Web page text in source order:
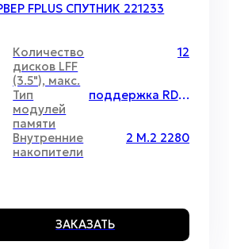
FPLUS СПУТНИК 221233
Количество
дисков LFF
(3.5"), макс.
12
Тип
модулей
памяти
поддержка RDIMM\LRDIMM, максимальный объём до 4096Гб
Внутренние
накопители
2 M.2 2280
ЗАКАЗАТЬ